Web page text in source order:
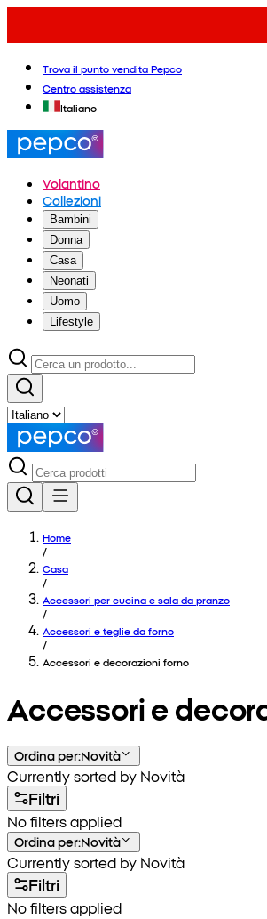
Trova il punto vendita Pepco
Centro assistenza
Italiano
Volantino
Collezioni
Bambini
Donna
Casa
Neonati
Uomo
Lifestyle
Home
/
Casa
/
Accessori per cucina e sala da pranzo
/
Accessori e teglie da forno
/
Accessori e decorazioni forno
Accessori e
Ordina per:Novità
Currently sorted by Novità
Filtri
No filters applied
Ordina per:Novità
Currently sorted by Novità
Filtri
No filters applied